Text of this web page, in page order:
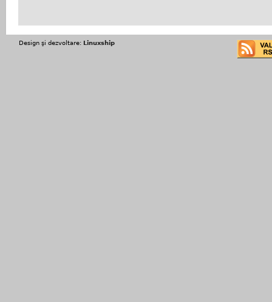
Design şi dezvoltare: Linuxship